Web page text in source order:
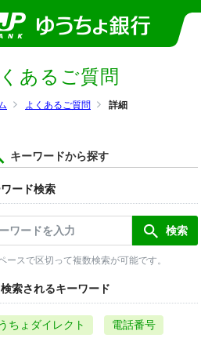
よくあるご質問 詳細
あるご質問
キーワードから探す
ード検索
ースで区切って複数検索が可能です。
索されるキーワード
ちょダイレクト 電話番号